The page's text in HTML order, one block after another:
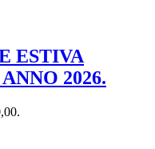
ESTIVA
2026.